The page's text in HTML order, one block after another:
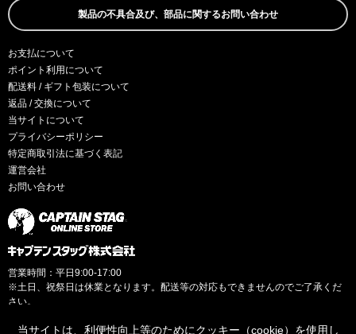
製品の不具合及び、部品に関するお問い合わせ
お支払について
ポイント利用について
配送料 / ギフト包装について
返品 / 交換について
当サイトについて
プライバシーポリシー
特定商取引法に基づく表記
運営会社
お問い合わせ
営業時間：平日9:00-17:00
※土日、祝祭日は休業となります。配送等の対応もできませんのでご了承くだ
さい。
当サイトは、利便性向上等のためにクッキー（cookie）を使用し